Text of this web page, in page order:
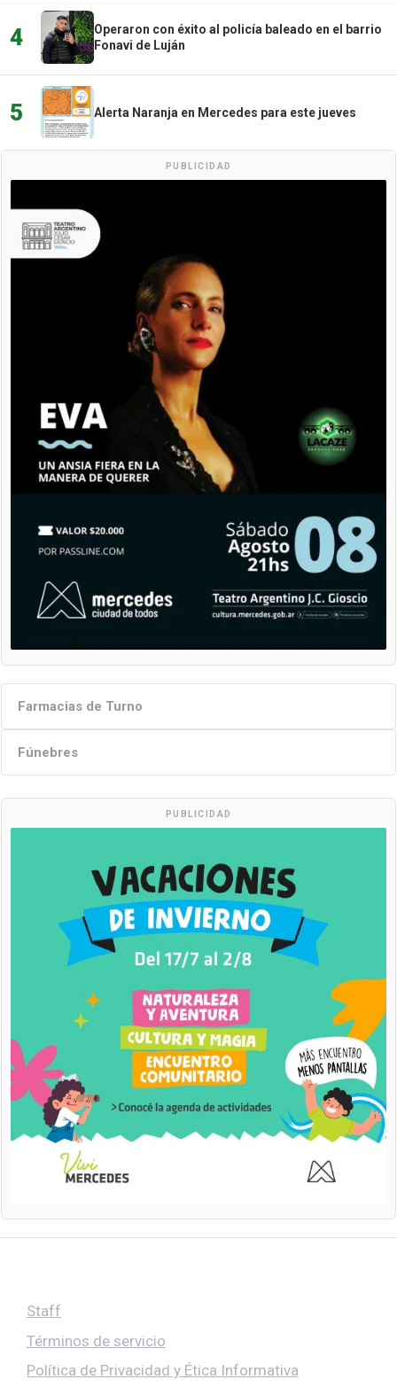
4
Operaron con éxito al policía baleado en el barrio
Fonavi de Luján
5 Alerta Naranja en Mercedes para este jueves
PUBLICIDAD
Farmacias de Turno
Fúnebres
PUBLICIDAD
Staff
Términos de servicio
Política de Privacidad y Ética Informativa